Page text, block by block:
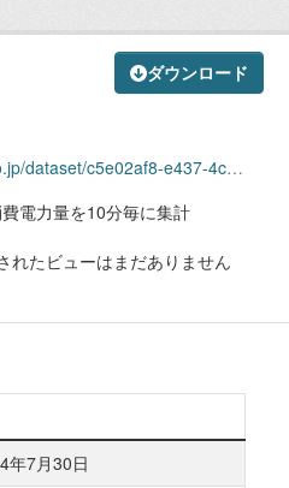
ダウンロード
resource/979ee04b-e0c7-44e3-aa54-f02d33814e26/download/illumination_2402.csv
電力量を10分毎に集計
れたビューはまだありません
年7月30日